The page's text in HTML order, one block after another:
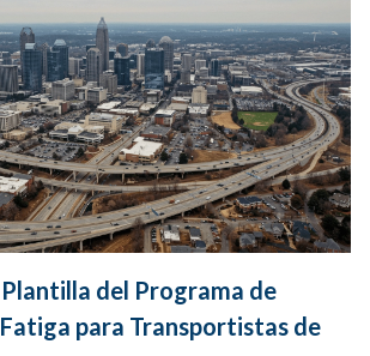
del Programa de
para Transportistas de